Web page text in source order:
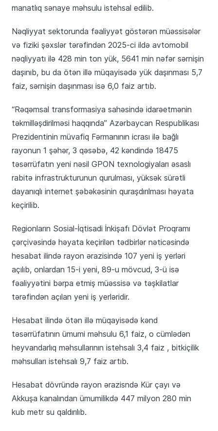
manatlıq sənaye məhsulu istehsal edilib.
Nəqliyyat sektorunda fəaliyyət göstərən müəssisələr
və fiziki şəxslər tərəfindən 2025-ci ildə avtomobil
nəqliyyatı ilə 428 min ton yük, 5641 min nəfər sərnişin
daşınıb, bu da ötən illə müqayisədə yük daşınması 5,7
faiz, sərnişin daşınması isə 6,0 faiz artıb.
“Rəqəmsal transformasiya sahəsində idarəetmənin
təkmilləşdirilməsi haqqında” Azərbaycan Respublikası
Prezidentinin müvafiq Fərmanının icrası ilə bağlı
rayonun 1 şəhər, 3 qəsəbə, 42 kəndində 18475
təsərrüfatın yeni nəsil GPON texnologiyaları əsaslı
rabitə infrastrukturunun qurulması, yüksək sürətli
dayanıqlı internet şəbəkəsinin quraşdırılması həyata
keçirilib.
Regionların Sosial-İqtisadi İnkişafı Dövlət Proqramı
çərçivəsində həyata keçirilən tədbirlər nəticəsində
hesabat ilində rayon ərazisində 107 yeni iş yerləri
açılıb, onlardan 15-i yeni, 89-u mövcud, 3-ü isə
fəaliyyətini bərpa etmiş müəssisə və təşkilatlar
tərəfindən açılan yeni iş yerləridir.
Hesabat ilində ötən illə müqayisədə kənd
təsərrüfatının ümumi məhsulu 6,1 faiz, o cümlədən
heyvandarlıq məhsullarının istehsalı 3,4 faiz , bitkiçilik
məhsulları istehsalı 9,7 faiz artıb.
Hesabat dövründə rayon ərazisndə Kür çayı və
Akkuşa kanalından ümumilikdə 447 milyon 280 min
kub metr su qaldırılıb.